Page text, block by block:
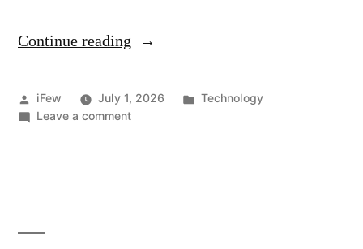
Continue reading “Loop
3
ลูป
Posted
by
iFew July 1, 2026
Posted
Technology
Leave a commenton